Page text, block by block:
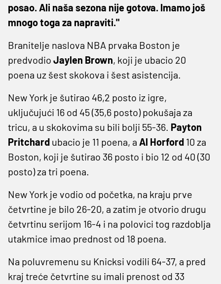
posao. Ali naša sezona nije gotova. Imamo još
mnogo toga za napraviti."
Branitelje naslova NBA prvaka Boston je
predvodio Jaylen Brown, koji je ubacio 20
poena uz šest skokova i šest asistencija.
New York je šutirao 46,2 posto iz igre,
uključujući 16 od 45 (35,6 posto) pokušaja za
tricu, a u skokovima su bili bolji 55-36. Payton
Pritchard ubacio je 11 poena, a Al Horford 10 za
Boston, koji je šutirao 36 posto i bio 12 od 40 (30
posto) za tri poena.
New York je vodio od početka, na kraju prve
četvrtine je bilo 26-20, a zatim je otvorio drugu
četvrtinu serijom 16-4 i na polovici tog razdoblja
utakmice imao prednost od 18 poena.
Na poluvremenu su Knicksi vodili 64-37, a pred
kraj treće četvrtine su imali prenost od 33